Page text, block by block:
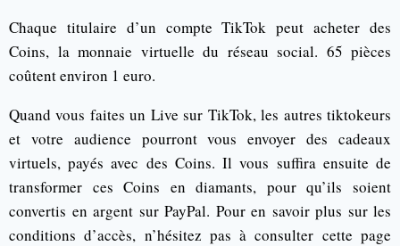
Chaque titulaire d’un compte TikTok peut acheter des
Coins, la monnaie virtuelle du réseau social. 65 pièces
coûtent environ 1 euro.
Quand vous faites un Live sur TikTok, les autres tiktokeurs
et votre audience pourront vous envoyer des cadeaux
virtuels, payés avec des Coins. Il vous suffira ensuite de
transformer ces Coins en diamants, pour qu’ils soient
convertis en argent sur PayPal. Pour en savoir plus sur les
conditions d’accès, n’hésitez pas à consulter cette page